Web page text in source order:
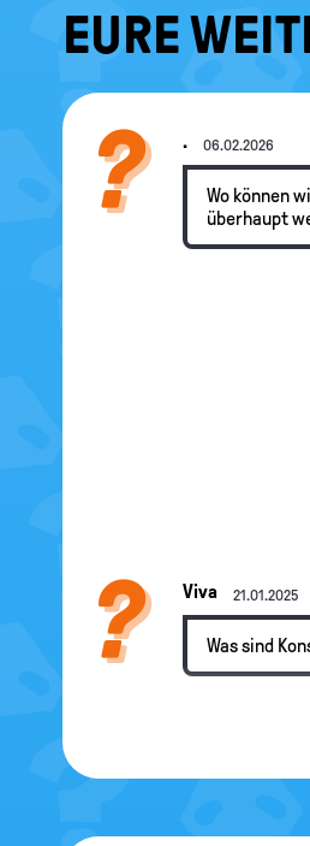
EURE
. 06.02.2026
Wo können
überhaupt
Viva 21.01.2025
Was sind